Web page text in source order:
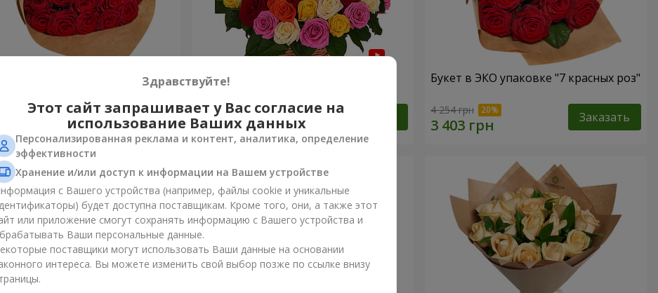
ЭКО упаковке "15 красных
Заказать
Корзина "51 разноцветная роза"
27 040 грн
Букет в ЭКО упаковке "7 красных роз"
4 254 грн Заказать
Здравствуйте!
Этот сайт запрашивает у Вас согласие на
использование Ваших данных
Персонализированная реклама и контент, аналитика, определение
эффективности
Хранение и/или доступ к информации на Вашем устройстве
с Вашего устройства (например, файлы cookie и уникальные
будет доступна поставщикам. Кроме того, они, а также этот
или приложение смогут сохранять информацию с Вашего устройства и
Ваши персональные данные.
поставщики могут использовать Ваши данные на основании
интереса. Вы можете изменить свой выбор позже по ссылке внизу